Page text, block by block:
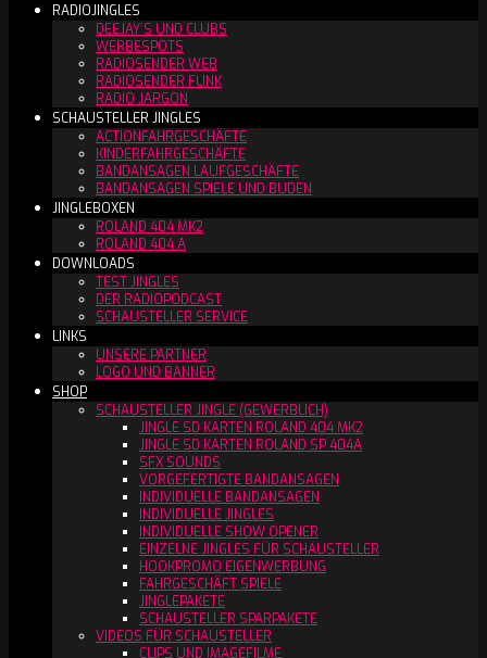
RADIOJINGLES
DEEJAY´S UND CLUBS
WERBESPOTS
RADIOSENDER WEB
RADIOSENDER FUNK
RADIO JARGON
SCHAUSTELLER JINGLES
ACTIONFAHRGESCHÄFTE
KINDERFAHRGESCHÄFTE
BANDANSAGEN LAUFGESCHÄFTE
BANDANSAGEN SPIELE UND BUDEN
JINGLEBOXEN
ROLAND 404 MK2
ROLAND 404 A
DOWNLOADS
TEST JINGLES
DER RADIOPODCAST
SCHAUSTELLER SERVICE
LINKS
UNSERE PARTNER
LOGO UND BANNER
SHOP
SCHAUSTELLER JINGLE (GEWERBLICH)
JINGLE SD KARTEN ROLAND 404 MK2
JINGLE SD KARTEN ROLAND SP 404A
SFX SOUNDS
VORGEFERTIGTE BANDANSAGEN
INDIVIDUELLE BANDANSAGEN
INDIVIDUELLE JINGLES
INDIVIDUELLE SHOW OPENER
EINZELNE JINGLES FÜR SCHAUSTELLER
HOOKPROMO EIGENWERBUNG
FAHRGESCHÄFT SPIELE
JINGLEPAKETE
SCHAUSTELLER SPARPAKETE
VIDEOS FÜR SCHAUSTELLER
CLIPS UND IMAGEFILME